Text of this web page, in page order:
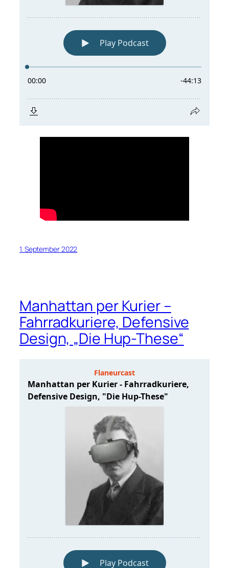
1. September 2022
Manhattan per Kurier –
Fahrradkuriere, Defensive
Design, „Die Hup-These“